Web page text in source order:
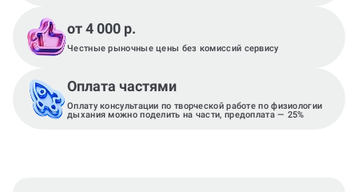
от 4 000 р.
Честные рыночные цены без комиссий сервису
Оплата частями
Оплату консультации по творческой работе по физиологии
дыхания можно поделить на части, предоплата — 25%